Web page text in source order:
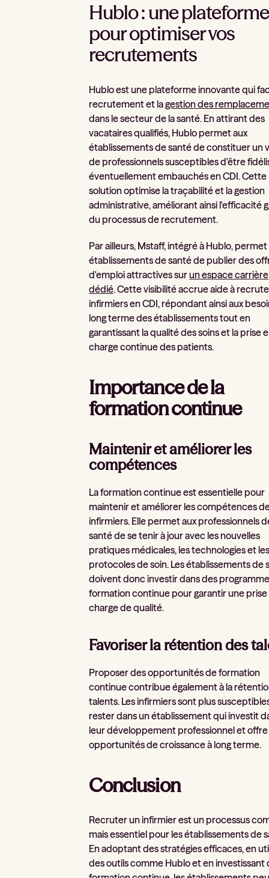
Hublo : une plateforme
pour optimiser vos
recrutements
Hublo est une plateforme innovante qui
recrutement et lagestion des
dans le secteur de la santé. En attirant des
vacataires qualifiés, Hublo permet aux
établissements de santé de constituer un
de professionnels susceptibles d'être
éventuellement embauchés en CDI. Cette
solution optimise la traçabilité et la gestion
administrative, améliorant ainsi l'efficacité
du processus de recrutement.
Par ailleurs, Mstaff, intégré à Hublo, permet
établissements de santé de publier des
d'emploi attractives surun espace carrière
dédié. Cette visibilité accrue aide à
infirmiers en CDI, répondant ainsi aux
long terme des établissements tout en
garantissant la qualité des soins et la prise
charge continue des patients.
Importance de la
formation continue
Maintenir et améliorer les
compétences
La formation continue est essentielle pour
maintenir et améliorer les compétences
infirmiers. Elle permet aux professionnels
santé de se tenir à jour avec les nouvelles
pratiques médicales, les technologies et
protocoles de soin. Les établissements de
doivent donc investir dans des
formation continue pour garantir une prise
charge de qualité.
Favoriser la rétention des
Proposer des opportunités de formation
continue contribue également à la
talents. Les infirmiers sont plus
rester dans un établissement qui investit
leur développement professionnel et
opportunités de croissance à long terme.
Conclusion
Recruter un infirmier est un processus
mais essentiel pour les établissements de
En adoptant des stratégies efficaces, en
des outils comme Hublo et en investissant